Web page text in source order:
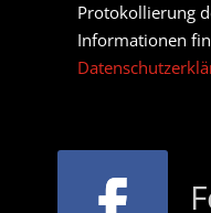
Protokollierung
Informationen